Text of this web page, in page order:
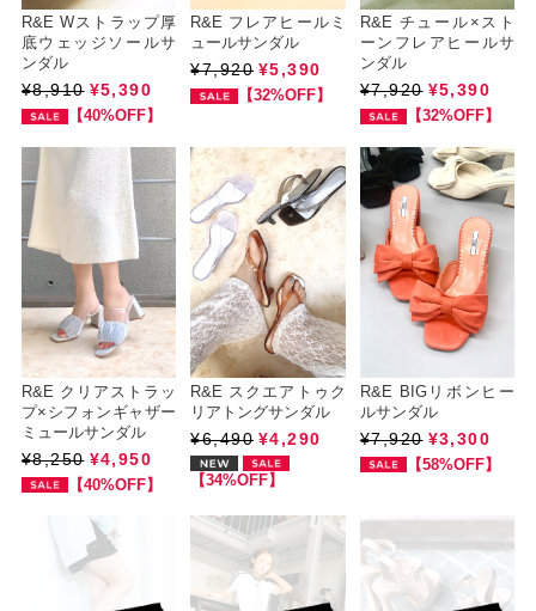
R&E Wストラップ厚
底ウェッジソールサ
ンダル
¥8,910 ¥5,390
【40%OFF】
R&E フレアヒールミ
ュールサンダル
¥7,920 ¥5,390
【32%OFF】
R&E チュール×スト
ーンフレアヒールサ
ンダル
¥7,920 ¥5,390
【32%OFF】
R&E クリアストラッ
プ×シフォンギャザー
ミュールサンダル
¥8,250 ¥4,950
【40%OFF】
R&E スクエアトゥク
リアトングサンダル
¥6,490 ¥4,290
【34%OFF】
R&E BIGリボンヒー
ルサンダル
¥7,920 ¥3,300
【58%OFF】